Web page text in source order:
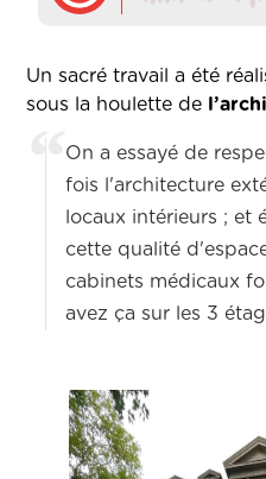
Un sacré travail a été
sous la houlette de
On a essayé de
fois l'architecture
locaux intérieurs ; et
cette qualité
cabinets médicaux
avez ça sur les 3